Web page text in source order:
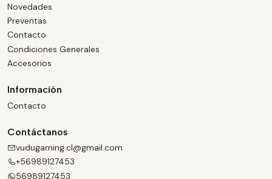
Novedades
Preventas
Contacto
Condiciones Generales
Accesorios
Información
Contacto
Contáctanos
vudugaming.cl@gmail.com
+56989127453
56989127453